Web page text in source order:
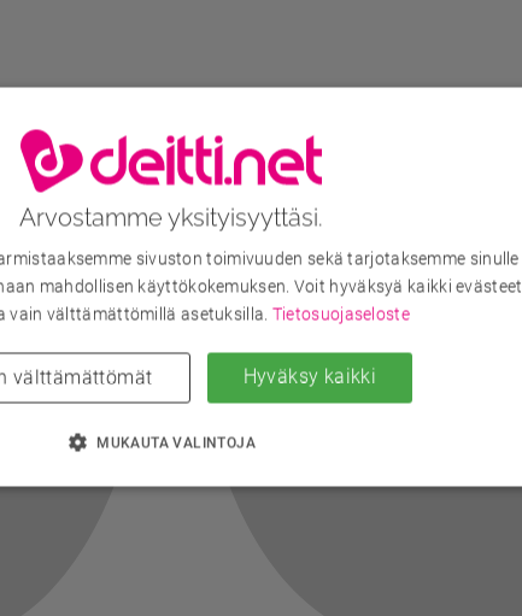
Arvostamme yksityisyyttäsi.
sivuston toimivuuden sekä tarjotaksemme sinulle
mahdollisen käyttökokemuksen. Voit hyväksyä kaikki evästeet
vain välttämättömillä asetuksilla. Tietosuojaseloste
Hyväksy kaikki
välttämättömät
MUKAUTA VALINTOJA